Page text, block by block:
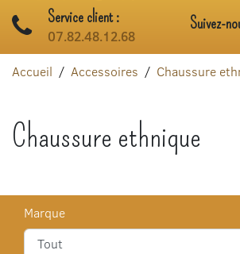
Service client :
07.82.48.12.68
Suivez-
Accueil Accessoires Chaussure
Chaussure ethnique
Marque